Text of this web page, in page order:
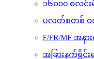
၁၆၀၀၀ စလင်း
ပလတ်စတစ် ဝက်
F/FR/MF အနာ
အခြားနက်ရှိုင်းသ